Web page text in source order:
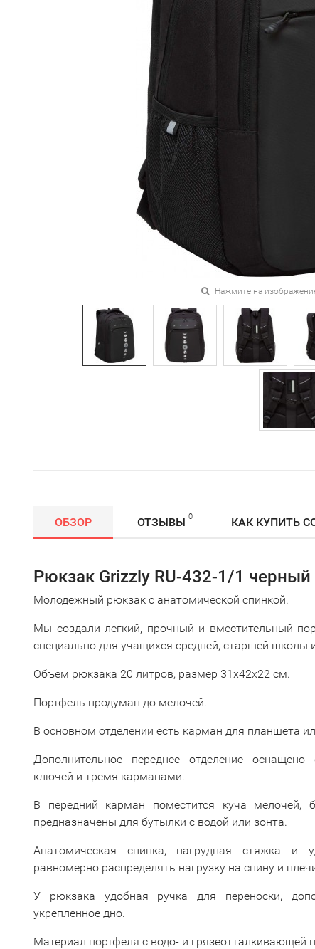
Нажмите на
ОБЗОР ОТЗЫВЫ 0 КАК КУПИТЬ
Рюкзак Grizzly RU-432-1/1 черный
Молодежный рюкзак с анатомической спинкой.
Мы создали легкий, прочный и вместительный
специально для учащихся средней, старшей школы
Объем рюкзака 20 литров, размер 31х42х22 см.
Портфель продуман до мелочей.
В основном отделении есть карман для планшета
Дополнительное переднее отделение
ключей и тремя карманами.
В передний карман поместится куча мелочей,
предназначены для бутылки с водой или зонта.
Анатомическая спинка, нагрудная стяжка и
равномерно распределять нагрузку на спину и
У рюкзака удобная ручка для переноски,
укрепленное дно.
Материал портфеля с водо- и грязеотталкивающей